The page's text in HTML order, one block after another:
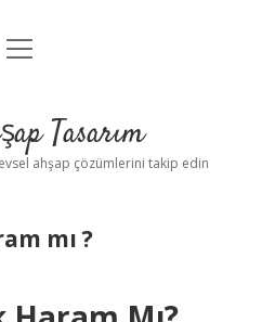
Uyarı
menüyü
Tasarım
ahşap çözümlerini takip edin
mı ?